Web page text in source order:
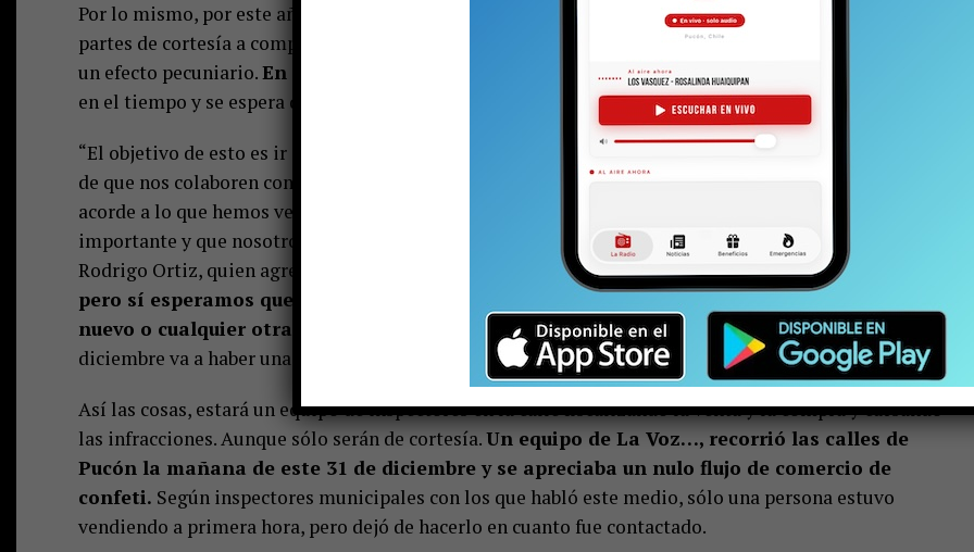
Por lo mismo, por este año los inspectores municipales que trabajen esta noche de año nuevo cursarán
partes de cortesía a compradores y vendedores del material. Es decir, serán infracciones que no tendrán
un efecto pecuniario.En palabras simples, nadie pagará por la infracción.
en el tiempo y se espera que para el Año Nuevo de 2020 los partes sí tengan que ser cancelados.
“El objetivo de esto es ir generando conciencia en la comunidad y en los visitantes de que en la medida
de que nos colaboren con la limpieza, obviamente, vamos a tener una comuna mucho más limpia
acorde a lo que hemos venido desarrollando y demostrando que el tema ambiental es un tema
importante y que nosotros vivimos de los recursos naturales”, argumentó el Administrador Municipal,
Rodrigo Ortiz, quien agregó:
“Nosotros no esperamos que la gente no lleve estos elementos,
pero sí esperamos que se vayan reduciendo en la medida que se van desarrollando los años
nuevo o cualquier otra actividad en que estos elementos puedan ser utilizados.Para este 31 de
diciembre va a haber una fiscalización en el comercio en vía pública”.
Así las cosas, estará un equipo de inspectores en la calle fiscalizando la venta y la compra y cursando
las infracciones. Aunque sólo serán de cortesía.Un equipo de La Voz…, recorrió las calles de
Pucón la mañana de este 31 de diciembre y se apreciaba un nulo flujo de comercio de
confeti. Según inspectores municipales con los que habló este medio, sólo una persona estuvo
vendiendo a primera hora, pero dejó de hacerlo en cuanto fue contactado.